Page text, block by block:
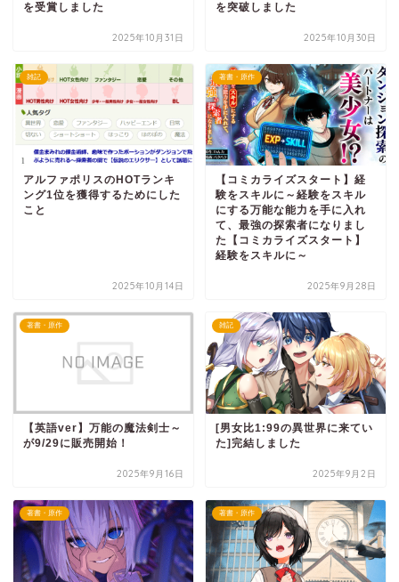
を受賞しました
2025年10月31日
を突破しました
2025年10月30日
雑記
アルファポリスのHOTランキ
ング1位を獲得するためにした
こと
2025年10月14日
著書・原作
【コミカライズスタート】経
験をスキルに～経験をスキル
にする万能な能力を手に入れ
て、最強の探索者になりまし
た【コミカライズスタート】
経験をスキルに～
2025年9月28日
著書・原作
【英語ver】万能の魔法剣士～
が9/29に販売開始！
2025年9月16日
雑記
[男女比1:99の異世界に来てい
た]完結しました
2025年9月2日
著書・原作 著書・原作